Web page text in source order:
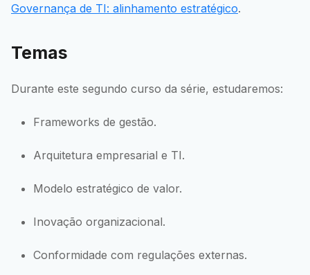
Governança de TI: alinhamento estratégico.
Temas
Durante este segundo curso da série, estudaremos:
Frameworks de gestão.
Arquitetura empresarial e TI.
Modelo estratégico de valor.
Inovação organizacional.
Conformidade com regulações externas.